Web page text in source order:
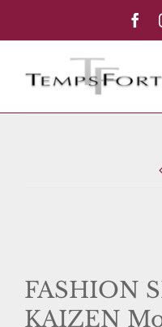
BLOG MODE
FASHION
KAIZEN